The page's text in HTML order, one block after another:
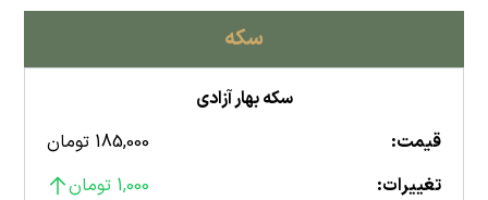
سکه
سکه بهار آزادی
قیمت:
185,000 تومان
تغییرات:
1,000 تومان